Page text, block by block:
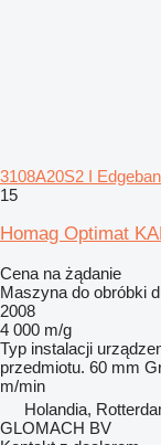
3108A20S2 I
15
Homag Optimat
Cena na żądanie
Maszyna do obróbki
2008
4 000 m/g
Typ instalacji
przedmiotu. 60 mm
m/min
Holandia,
GLOMACH BV